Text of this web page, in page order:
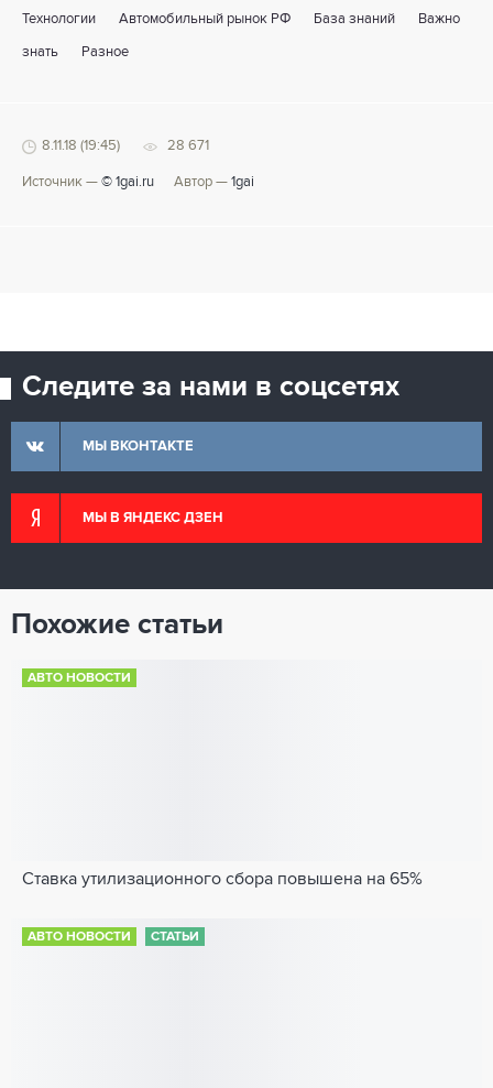
Технологии Автомобильный рынок РФ База знаний Важно
знать Разное
8.11.18 (19:45) 28 671
Источник — © 1gai.ru Автор — 1gai
Следите за нами в соцсетях
МЫ ВКОНТАКТЕ
МЫ В ЯНДЕКС ДЗЕН
Похожие статьи
АВТО НОВОСТИ
Ставка утилизационного сбора повышена на 65%
АВТО НОВОСТИ СТАТЬИ